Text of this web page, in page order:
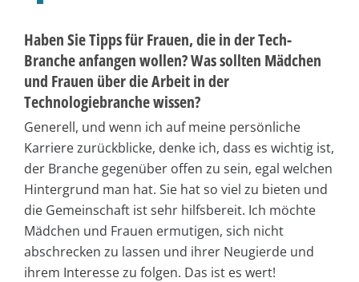
Haben Sie Tipps für Frauen, die in der Tech-
Branche anfangen wollen? Was sollten Mädchen
und Frauen über die Arbeit in der
Technologiebranche wissen?
Generell, und wenn ich auf meine persönliche
Karriere zurückblicke, denke ich, dass es wichtig ist,
der Branche gegenüber offen zu sein, egal welchen
Hintergrund man hat. Sie hat so viel zu bieten und
die Gemeinschaft ist sehr hilfsbereit. Ich möchte
Mädchen und Frauen ermutigen, sich nicht
abschrecken zu lassen und ihrer Neugierde und
ihrem Interesse zu folgen. Das ist es wert!